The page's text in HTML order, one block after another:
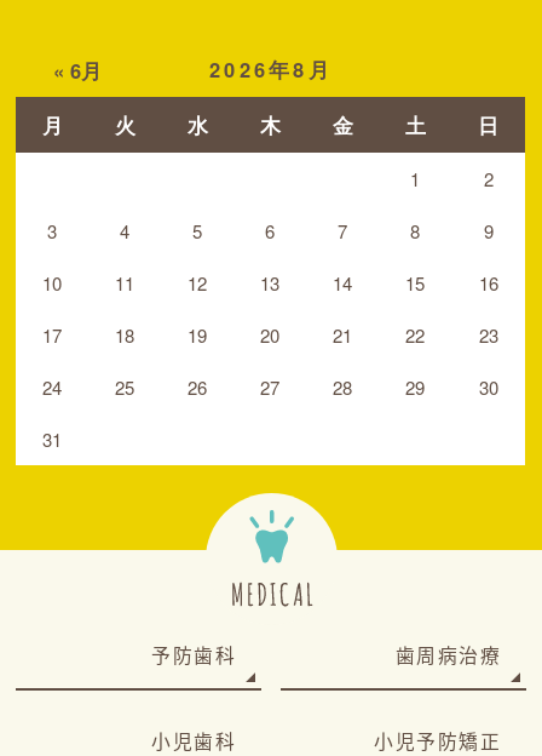
2026年8月
月
火 水 木 金 土 日
« 6月
1 2
3 4 5 6 7 8 9
10 11 12 13 14 15 16
17 18 19 20 21 22 23
24 25 26 27 28 29 30
31
予防歯科 歯周病治療
小児歯科 小児予防矯正